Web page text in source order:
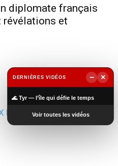
diplomate français
révélations et
DERNIÈRES VIDÉOS −
×
🌊 Tyr — l’île qui défie le temps
Voir toutes les vidéos